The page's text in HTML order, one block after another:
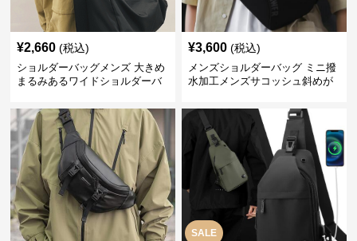
¥2,660 (税込)
ショルダーバッグメンズ 大きめ
まるみあるワイドショルダーバ
¥3,600 (税込)
メンズショルダーバッグ ミニ撥
水加工メンズサコッシュ斜めが
SALE